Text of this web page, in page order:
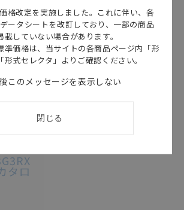
変更・改定させていただいている可能性
改めて当サイトの掲載内容をご確認のう
さいますようお願いいたします。
タロ
格改定を実施しました。これに伴い、各
ータシートを改訂しており、一部の商品
していない場合があります。
準価格は、当サイトの各商品ページ内「形
式セレクタ」よりご確認ください。
このメッセージを表示しない
閉じる